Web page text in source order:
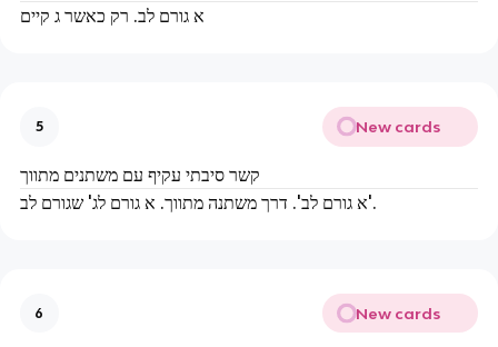
א גורם לב. רק כאשר ג קיים
5 New cards
קשר סיבתי עקיף עם משתנים מתווך
א גורם לב'. דרך משתנה מתווך. א גורם לג' שגורם לב'.
6 New cards